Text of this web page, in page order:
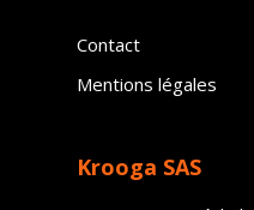
Contact
Mentions légales
Krooga SAS